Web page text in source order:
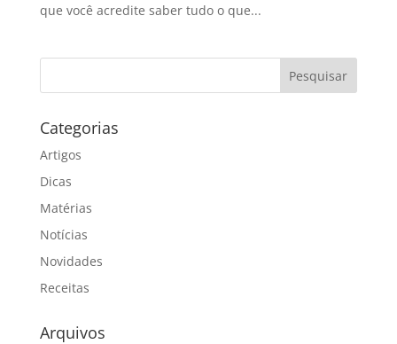
que você acredite saber tudo o que...
Categorias
Artigos
Dicas
Matérias
Notícias
Novidades
Receitas
Arquivos